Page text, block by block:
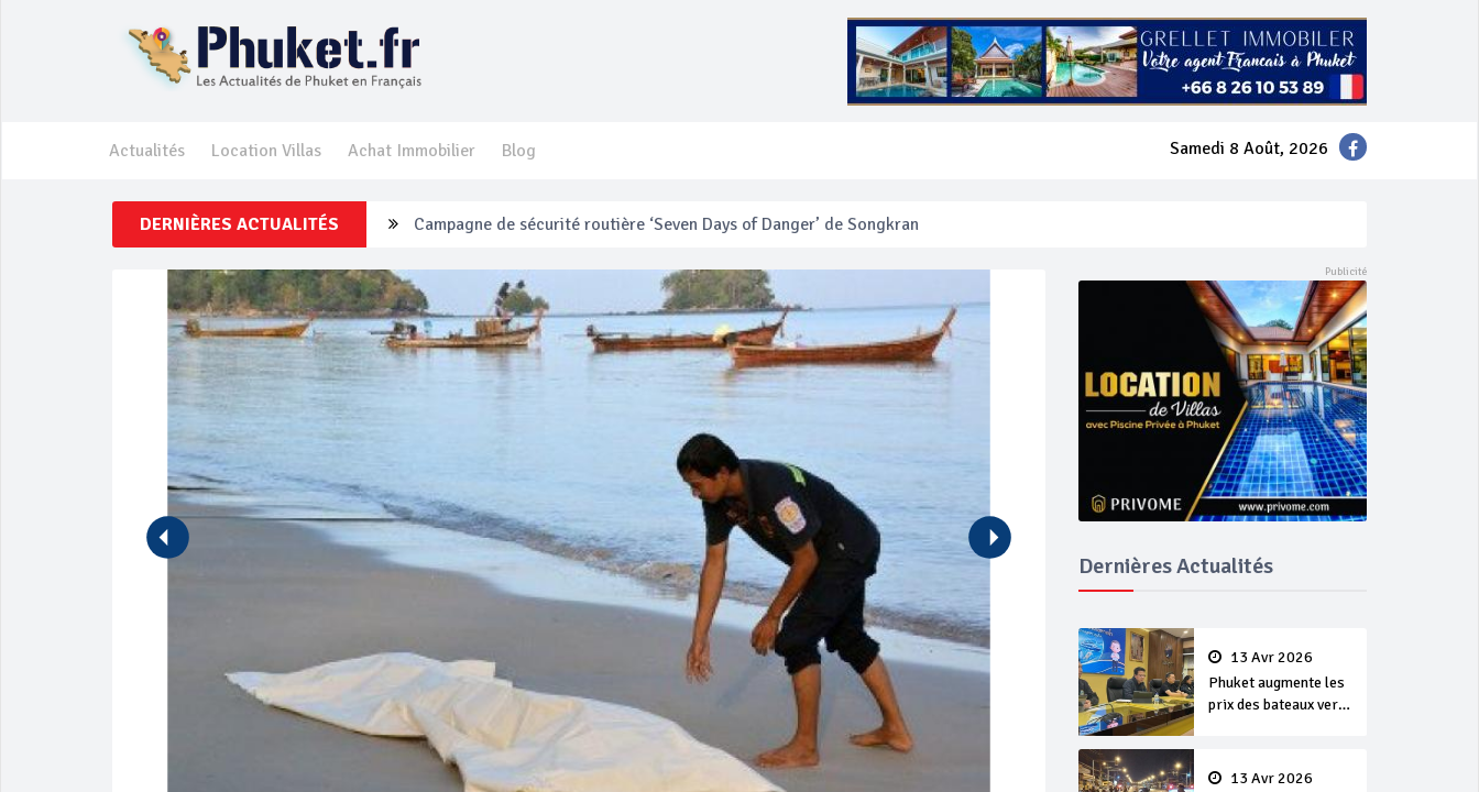
Actualités Location Villas Achat Immobilier Blog Samedi 8 Août, 2026
DERNIÈRES ACTUALITÉS Un touriste français blessé en se faisant arracher son collier en or
Phuket Peranakan Festival
‘Phuket Eye’ assurera la sécurité pendant Songkran
Phuket augmente les prix des bateaux vers Koh Phi Phi et des excursions en mer
Dernières Actualités
13 Avr 2026
Phuket augmente les
prix des bateaux vers
13 Avr 2026